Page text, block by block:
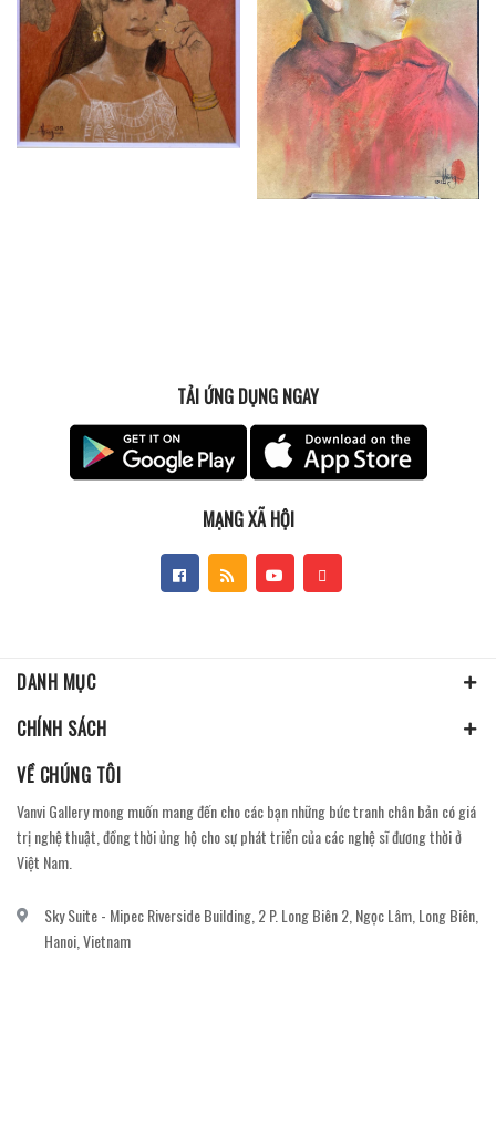
TẢI ỨNG DỤNG NGAY
MẠNG XÃ HỘI
DANH MỤC
CHÍNH SÁCH
VỀ CHÚNG TÔI
Vanvi Gallery mong muốn mang đến cho các bạn những bức tranh chân bản có giá
trị nghệ thuật, đồng thời ủng hộ cho sự phát triển của các nghệ sĩ đương thời ở
Việt Nam.
Sky Suite - Mipec Riverside Building, 2 P. Long Biên 2, Ngọc Lâm, Long Biên,
Hanoi, Vietnam